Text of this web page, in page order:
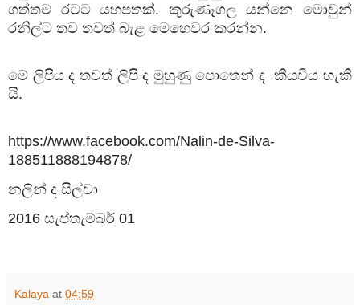
ගත්තම රටට යහපතක්. කුරුණෑගල යන්නෙ මොවුන්
රනිල්ට තව තවත් බැළ මෙහෙවර කරන්න.
මේ ලිපිය ද තවත් ලිපි ද මුහුණු පොතෙන් ද කියවිය හැකි
යි.
https://www.facebook.com/Nalin-de-Silva-
188511888194878/
නලින් ද සිල්වා
2016 සැප්තැම්බර් 01
Kalaya at 04:59